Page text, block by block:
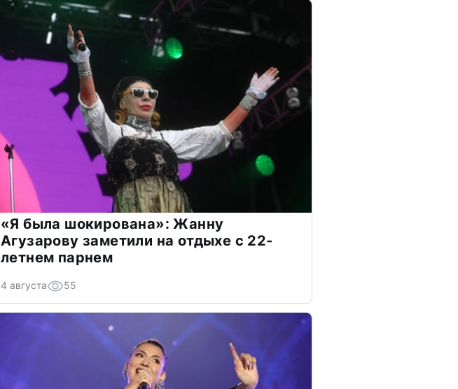
«Я была шокирована»: Жанну
Агузарову заметили на отдыхе с 22-
летнем парнем
4 августа 55